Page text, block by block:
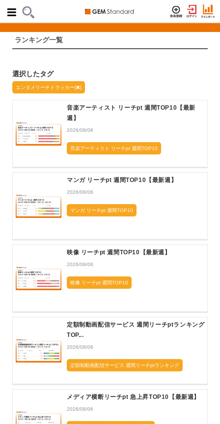
ランキング一覧
選択したタグ
エンタメリーチトラッカー[ ]
音楽アーティスト リーチpt 週間TOP10【最新
週】
2026/08/06
音楽アーティスト リーチpt 週間TOP10
マンガ リーチpt 週間TOP10【最新週】
2026/08/06
マンガ リーチpt 週間TOP10
映像 リーチpt 週間TOP10【最新週】
2026/08/06
映像 リーチpt 週間TOP10
定額制動画配信サービス 週間リーチptランキング
TOP...
2026/08/06
定額制動画配信サービス 週間リーチptランキング
メディア横断リーチpt 急上昇TOP10【最新週】
2026/08/06